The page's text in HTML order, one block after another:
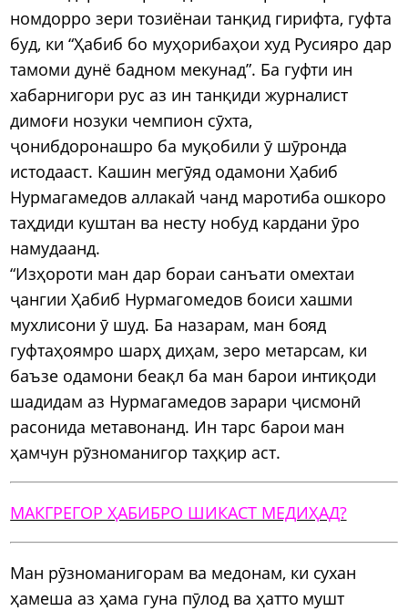
номдорро зери тозиёнаи танқид гирифта, гуфта
буд, ки “Ҳабиб бо муҳорибаҳои худ Русияро дар
тамоми дунё бадном мекунад”. Ба гуфти ин
хабарнигори рус аз ин танқиди журналист
димоғи нозуки чемпион сӯхта,
ҷонибдоронашро ба муқобили ӯ шӯронда
истодааст. Кашин мегӯяд одамони Ҳабиб
Нурмагамедов аллакай чанд маротиба ошкоро
таҳдиди куштан ва несту нобуд кардани ӯро
намудаанд.
“Изҳороти ман дар бораи санъати омехтаи
ҷангии Ҳабиб Нурмагомедов боиси хашми
мухлисони ӯ шуд. Ба назарам, ман бояд
гуфтаҳоямро шарҳ диҳам, зеро метарсам, ки
баъзе одамони беақл ба ман барои интиқоди
шадидам аз Нурмагамедов зарари ҷисмонӣ
расонида метавонанд. Ин тарс барои ман
ҳамчун рӯзноманигор таҳқир аст.
МАКГРЕГОР ҲАБИБРО ШИКАСТ МЕДИҲАД?
Ман рӯзноманигорам ва медонам, ки сухан
ҳамеша аз ҳама гуна пӯлод ва ҳатто мушт